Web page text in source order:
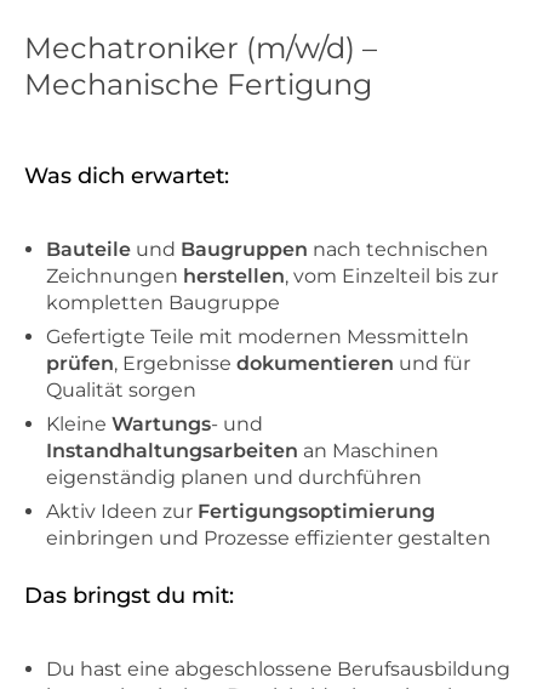
Mechatroniker (m/w/d) –
Mechanische Fertigung
Was dich erwartet:
Bauteile und Baugruppen nach technischen
Zeichnungen herstellen, vom Einzelteil bis zur
kompletten Baugruppe
Gefertigte Teile mit modernen Messmitteln
prüfen, Ergebnisse dokumentieren und für
Qualität sorgen
Kleine Wartungs- und
Instandhaltungsarbeiten an Maschinen
eigenständig planen und durchführen
Aktiv Ideen zur Fertigungsoptimierung
einbringen und Prozesse effizienter gestalten
Das bringst du mit:
Du hast eine abgeschlossene Berufsausbildung